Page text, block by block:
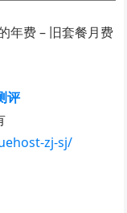
年费 – 旧套餐月费
评
zj-sj/